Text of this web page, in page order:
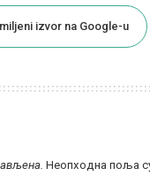
izvor na Google-u
Неопходна поља